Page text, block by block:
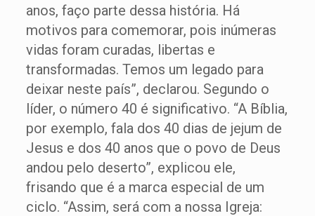
anos, faço parte dessa história. Há
motivos para comemorar, pois inúmeras
vidas foram curadas, libertas e
transformadas. Temos um legado para
deixar neste país”, declarou. Segundo o
líder, o número 40 é significativo. “A Bíblia,
por exemplo, fala dos 40 dias de jejum de
Jesus e dos 40 anos que o povo de Deus
andou pelo deserto”, explicou ele,
frisando que é a marca especial de um
ciclo. “Assim, será com a nossa Igreja: